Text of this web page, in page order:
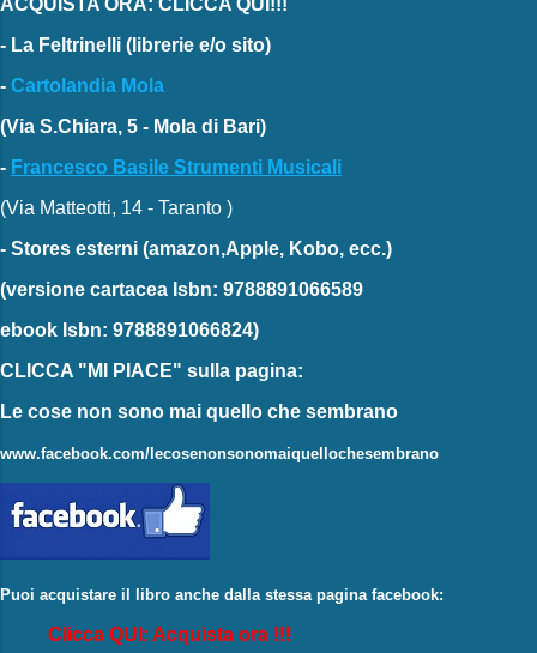
ACQUISTA ORA: CLICCA QUI!!!
- La Feltrinelli (librerie e/o sito)
- Cartolandia Mola
(Via S.Chiara, 5 - Mola di Bari)
- Francesco Basile Strumenti Musicali
(Via Matteotti, 14 - Taranto )
- Stores esterni (amazon,Apple, Kobo, ecc.)
(versione cartacea Isbn: 9788891066589
ebook Isbn: 9788891066824)
CLICCA "MI PIACE" sulla pagina:
Le cose non sono mai quello che sembrano
www.facebook.com/lecosenonsonomaiquellochesembrano
Puoi acquistare il libro anche dalla stessa pagina facebook:
Clicca QUI: Acquista ora !!!